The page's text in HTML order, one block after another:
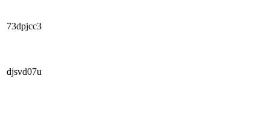
73dpjcc3
djsvd07u